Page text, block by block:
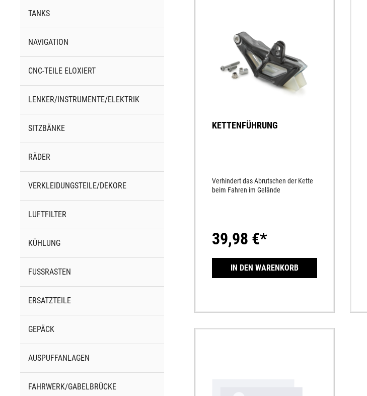
TANKS
NAVIGATION
CNC-TEILE ELOXIERT
LENKER/INSTRUMENTE/ELEKTRIK
SITZBÄNKE
RÄDER
VERKLEIDUNGSTEILE/DEKORE
LUFTFILTER
KÜHLUNG
FUSSRASTEN
ERSATZTEILE
GEPÄCK
AUSPUFFANLAGEN
FAHRWERK/GABELBRÜCKE
KETTENFÜHRUNG
Verhindert das Abrutschen der Kette
beim Fahren im Gelände
39,98 €*
IN DEN WARENKORB